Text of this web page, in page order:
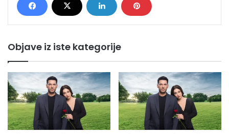
Objave iz iste kategorije